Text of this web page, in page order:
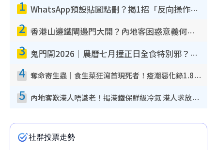
1 WhatsApp預設貼圖點刪？揭1招「反向操作」還原簡潔介面 附3步實測教學
2 香港山邊鐵閘邊門大開？內地客困惑意義何在！網民神回覆：呢種叫法理性防禦
3 鬼門開2026｜農曆七月撞正日全食特別邪？專家警告切忌做一事！揭4大禁忌+2招保平安
4 奪命寄生蟲｜食生菜狂瀉首現死者！疫潮惡化錄1.8萬宗病例 揭洗菜3大謬誤
5 內地客歎港人唔識老！揭港鐵保鮮級冷氣 港人求放過：咪投訴